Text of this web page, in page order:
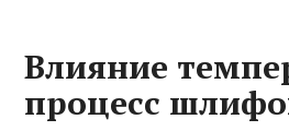
Влияние
процесс